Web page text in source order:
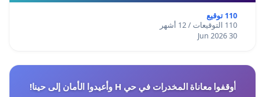
110 توقيع
110 التوقيعات / 12 أشهر
30 Jun 2026
أوقفوا معاناة المخدرات في حي H وأعيدوا الأمان إلى حينا!